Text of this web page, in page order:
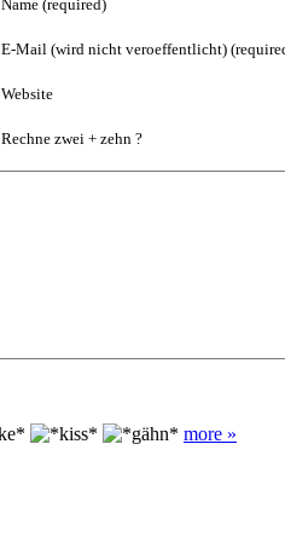
Name (required)
E-Mail (wird nicht veroeffentlicht)
Website
Rechne zwei + zehn ?
more »